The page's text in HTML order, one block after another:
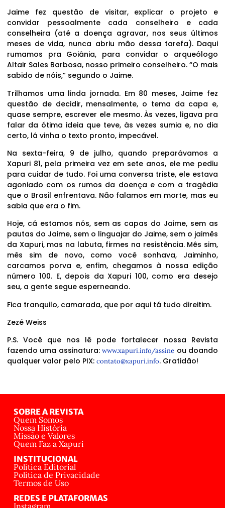
Jaime fez questão de visitar, explicar o projeto e
convidar pessoalmente cada conselheiro e cada
conselheira (até a doença agravar, nos seus últimos
meses de vida, nunca abriu mão dessa tarefa). Daqui
rumamos pra Goiânia, para convidar o arqueólogo
Altair Sales Barbosa, nosso primeiro conselheiro. “O mais
sabido de nóis,” segundo o Jaime.
Trilhamos uma linda jornada. Em 80 meses, Jaime fez
questão de decidir, mensalmente, o tema da capa e,
quase sempre, escrever ele mesmo. Às vezes, ligava pra
falar da ótima ideia que teve, às vezes sumia e, no dia
certo, lá vinha o texto pronto, impecável.
Na sexta-feira, 9 de julho, quando preparávamos a
Xapuri 81, pela primeira vez em sete anos, ele me pediu
para cuidar de tudo. Foi uma conversa triste, ele estava
agoniado com os rumos da doença e com a tragédia
que o Brasil enfrentava. Não falamos em morte, mas eu
sabia que era o fim.
Hoje, cá estamos nós, sem as capas do Jaime, sem as
pautas do Jaime, sem o linguajar do Jaime, sem o jaimês
da Xapuri, mas na labuta, firmes na resistência. Mês sim,
mês sim de novo, como você sonhava, Jaiminho,
carcamos porva e, enfim, chegamos à nossa edição
número 100. E, depois da Xapuri 100, como era desejo
seu, a gente segue esperneando.
Fica tranquilo, camarada, que por aqui tá tudo direitim.
Zezé Weiss
P.S. Você que nos lê pode fortalecer nossa Revista
fazendo uma assinatura:www.xapuri.info/assine ou doando
qualquer valor pelo PIX: contato@xapuri.info. Gratidão!
SOBRE A REVISTA
Quem Somos
Nossa História
Missão e Valores
Quem Faz a Xapuri
INSTITUCIONAL
Política Editorial
Política de Privacidade
Termos de Uso
REDES E PLATAFORMAS
Instagram